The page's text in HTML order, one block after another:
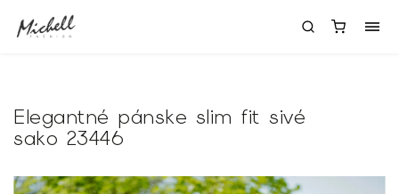
Elegantné pánske slim fit sivé
sako 23446